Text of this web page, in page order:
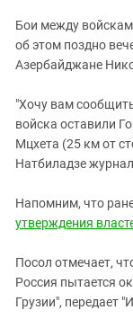
Ингушетия
Кабардино-
Калмыкия
Карачаево-
Краснодарский край
Российская
Северная Осетия -
СКФО
Бои между
об этом поздно
Азербайджане
"Хочу вам
войска оставили
Мцхета (25 км от
Натбиладзе
Напомним, что
утверждения
Посол отмечает,
Россия пытается
Грузии", передает